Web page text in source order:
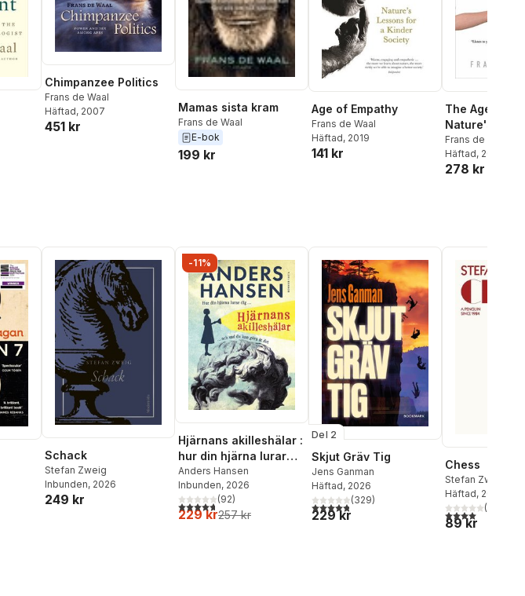
Chimpanzee Politics
Frans de Waal
Häftad, 2007
451 kr
Mamas sista kram
Frans de Waal
E-bok
199 kr
Age of Empathy
Frans de Waal
Häftad, 2019
141 kr
The Age of
Nature's
Kinder
Frans de Waal
Häftad, 2010
278 kr
antal röster:
Schack
Stefan Zweig
Inbunden, 2026
249 kr
-11%
Hjärnans akilleshälar :
hur din hjärna lurar
dig, och vad du kan
göra åt det
Anders Hansen
Inbunden, 2026
4,7utav 5 stjärnor. Totalt antal röster:
(92)
229 kr257 kr
Del 2
Skjut Gräv Tig
Jens Ganman
Häftad, 2026
4,8utav 5 stjärnor. Totalt antal röster:
(329)
229 kr
Chess
Stefan Zweig
Häftad, 2025
4,0utav 5(
89 kr